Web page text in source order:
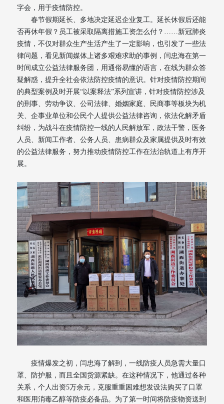
字会，用于疫情防控。
春节假期延长、多地决定延迟企业复工。延长休假后还能
否再休年假？员工被采取隔离措施工资怎么付？……新冠肺炎
疫情，不仅对群众生产生活产生了一定影响，也引发了一些法
律问题，看见新闻媒体上诸多艰难求助的事例，闫忠海在第一
时间成立公益法律服务团，用通俗易懂的语言，在线为群众答
疑解惑，提升全社会依法防控疫情的意识。针对疫情防控期间
的典型案例及时开展“以案释法”系列宣讲，针对疫情防控涉及
的刑事、劳动争议、公司法律、婚姻家庭、民商事等板块为机
关、企事业单位和公民个人提供公益法律咨询，依法化解矛盾
纠纷，为战斗在疫情防控一线的人民解放军，政法干警，医务
人员、新闻工作者、公务人员、患病群众及家属提供及时有效
的公益法律服务，努力推动疫情防控工作在法治轨道上有序开
展。
疫情爆发之初，闫忠海了解到，一线防疫人员急需大量口
罩、防护服，而且全国货源紧缺。在这种情况下，他通过各种
关系，个人出资5万余元，克服重重困难想发设法购买了口罩
和医用消毒乙醇等防疫必备品。为了第一时间将防疫物资送到